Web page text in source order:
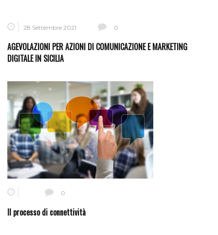
28 Settembre 2021 0
AGEVOLAZIONI PER AZIONI DI COMUNICAZIONE E MARKETING
DIGITALE IN SICILIA
0
Il processo di connettività